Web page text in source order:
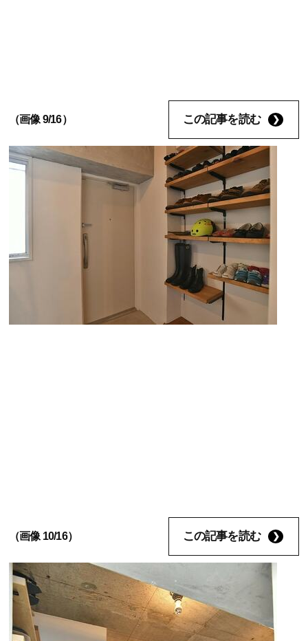
（画像 9/16） この記事を読む
（画像 10/16） この記事を読む